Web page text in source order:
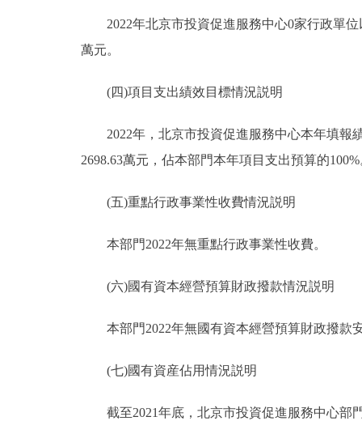
2022年北京市投資促進服務中心0家行政單位
萬元。
(四)項目支出績效目標情況説明
2022年，北京市投資促進服務中心本年填報績
2698.63萬元，佔本部門本年項目支出預算的
(五)重點行政事業性收費情況説明
本部門2022年無重點行政事業性收費。
(六)國有資本經營預算財政撥款情況説明
本部門2022年無國有資本經營預算財政撥款
(七)國有資産佔用情況説明
截至2021年底，北京市投資促進服務中心部門